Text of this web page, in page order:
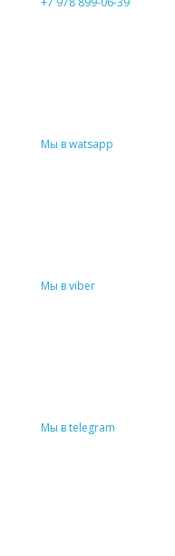
Мы в watsapp
Мы в viber
Мы в telegram